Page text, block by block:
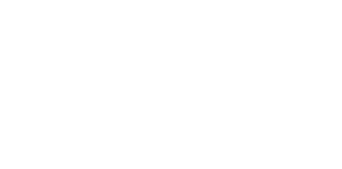
ein oder benutze die